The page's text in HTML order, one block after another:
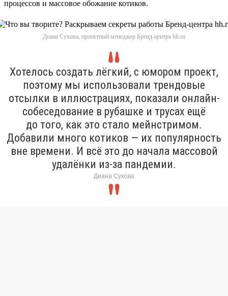
процессов и массовое обожание котиков.
Диана Сухова, проектный менеджер Бренд-центра hh.ru
Хотелось создать лёгкий, с юмором проект,
поэтому мы использовали трендовые
отсылки в иллюстрациях, показали онлайн-
собеседование в рубашке и трусах ещё
до того, как это стало мейнстримом.
Добавили много котиков — их популярность
вне времени. И всё это до начала массовой
удалёнки из-за пандемии.
Диана Сухова